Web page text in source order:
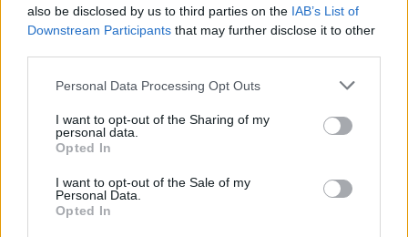
also be disclosed by us to third parties on the IAB’s List of
Downstream Participants that may further disclose it to other
Personal Data Processing Opt Outs
I want to opt-out of the Sharing of my
personal data.
Opted In
I want to opt-out of the Sale of my
Personal Data.
Opted In
Lietuvos diena
00:00:57
Savaitės vidurys nusimato karštas: temperatūra kils iki
Žinios | Orai
00:00:59
Nufilmavo, kaip patvino Vilniaus Vakarinis aplinkkelis:
vaizdas pribloškia